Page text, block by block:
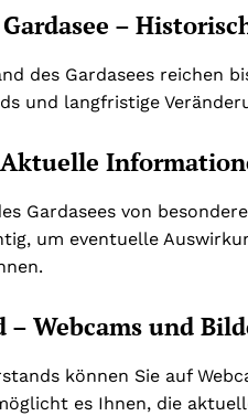
–
des Gardasees reichen
und langfristige
Aktuelle
Gardasees von
um eventuelle
– Webcams und
können Sie auf
es Ihnen, die